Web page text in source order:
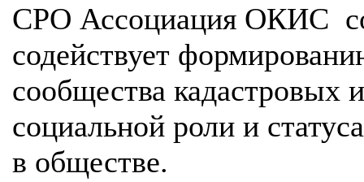
СРО Ассоциация ОКИС
содействует
сообщества
социальной роли и
в обществе.